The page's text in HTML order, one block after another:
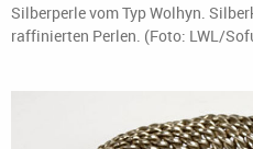
Silberperle vom Typ Wolhyn.
raffinierten Perlen. (Foto: LWL/